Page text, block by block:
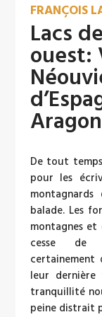
FRANÇOIS
Lacs
ouest:
Aragon
De tout
pour les
balade. Les
montagnes et
cesse de
certainement
leur dernière
tranquillité
peine distrait